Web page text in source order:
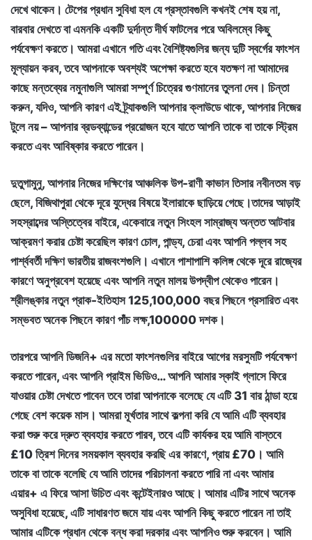
দেখে থাকেন। টেপের প্রধান সুবিধা হল যে প্রস্তাবগুলি কখনই শেষ হয় না,
বারবার দেখতে বা এমনকি একটি দুর্দান্ত দীর্ঘ ফাটলের পরে অবিলম্বে কিছু
পর্যবেক্ষণ করতে। আমরা এখানে গতি এবং বৈশিষ্ট্যগুলির জন্য দুটি স্বর্গের ফাংশন
মূল্যায়ন করব, তবে আপনাকে অবশ্যই অপেক্ষা করতে হবে যতক্ষণ না আমাদের
কাছে মন্তব্যের নমুনাগুলি আমরা সম্পূর্ণ চিত্রের গুণমানের তুলনা দেব। চিন্তা
করুন, যদিও, আপনি কারণ এই ট্র্যাকগুলি আপনার ক্লাউডে থাকে, আপনার নিজের
টুলে নয় – আপনার ব্রডব্যান্ডের প্রয়োজন হবে যাতে আপনি তাকে বা তাকে স্ট্রিম
করতে এবং আবিষ্কার করতে পারেন।
দুতুগামুনু, আপনার নিজের দক্ষিণের আঞ্চলিক উপ-রাণী কাভান তিসার নবীনতম বড়
ছেলে, বিজিথাপুরা থেকে দূরে যুদ্ধের বিষয়ে ইলারাকে ছাড়িয়ে গেছে।তাদের আড়াই
সহস্রাব্দের অস্তিত্বের বাইরে, একেবারে নতুন সিংহল সাম্রাজ্য অন্তত আটবার
আক্রমণ করার চেষ্টা করেছিল কারণ চোল, পান্ড্য, চেরা এবং আপনি পল্লব সহ
পার্শ্ববর্তী দক্ষিণ ভারতীয় রাজবংশগুলি। এখানে পাশাপাশি কলিঙ্গ থেকে দূরে রাজ্যের
কারণে অনুপ্রবেশ হয়েছে এবং আপনি নতুন মালয় উপদ্বীপ থেকেও পারেন।
শ্রীলঙ্কার নতুন প্রাক-ইতিহাস 125,100,000 বছর পিছনে প্রসারিত এবং
সম্ভবত অনেক পিছনে কারণ পাঁচ লক্ষ,100000 দশক।
তারপরে আপনি ডিজনি+ এর মতো ফাংশনগুলির বাইরে আগের মরসুমটি পর্যবেক্ষণ
করতে পারেন, এবং আপনি প্রাইম ভিডিও… আপনি আমার স্কাই গ্লাসে ফিরে
যাওয়ার চেষ্টা দেখতে পাবেন তবে তারা আপনাকে বলেছে যে এটি 31 বার ঠান্ডা হয়ে
গেছে বেশ কয়েক মাস। আমরা মূর্খতার সাথে কল্পনা করি যে আমি এটি ব্যবহার
করা শুরু করে দ্রুত ব্যবহার করতে পারব, তবে এটি কার্যকর হয় আমি বাস্তবে
£10 ত্রিশ দিনের সময়কাল ব্যবহার করছি এর কারণে, প্রায় £70। আমি
তাকে বা তাকে বলেছি যে আমি তাদের পরিচালনা করতে পারি না এবং আমার
এয়ার+ এ ফিরে আসা উচিত এবং কন্টেইনারও আছে। আমার এটির সাথে অনেক
অসুবিধা হয়েছে, এটি সাধারণত জমে যায় এবং আপনি কিছু করতে পারেন না তাই
আমার এটিকে প্রধান থেকে বন্ধ করা দরকার এবং আপনিও শুরু করবেন। আমি